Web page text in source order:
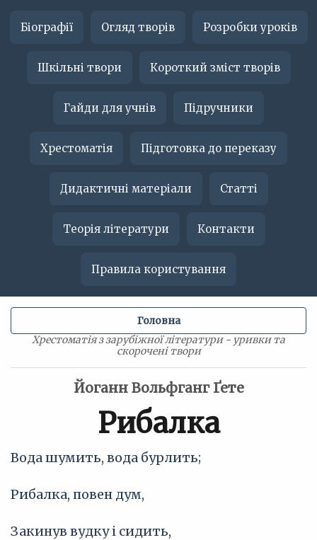
Біографії Огляд творів Розробки уроків
Шкільні твори Короткий зміст творів
Гайди для учнів Підручники
Хрестоматія Підготовка до переказу
Дидактичні матеріали Статті
Теорія літератури Контакти
Правила користування
Хрестоматія з зарубіжної літератури - уривки та
скорочені твори
Головна
Йоганн Вольфганг Ґете
Рибалка
Вода шумить, вода бурлить;
Рибалка, повен дум,
Закинув вудку і сидить,